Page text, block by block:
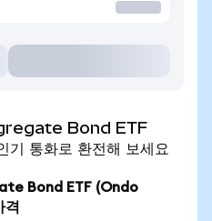
Bond ETF
통화로 환전해 보세요
Bond ETF (Ondo
격